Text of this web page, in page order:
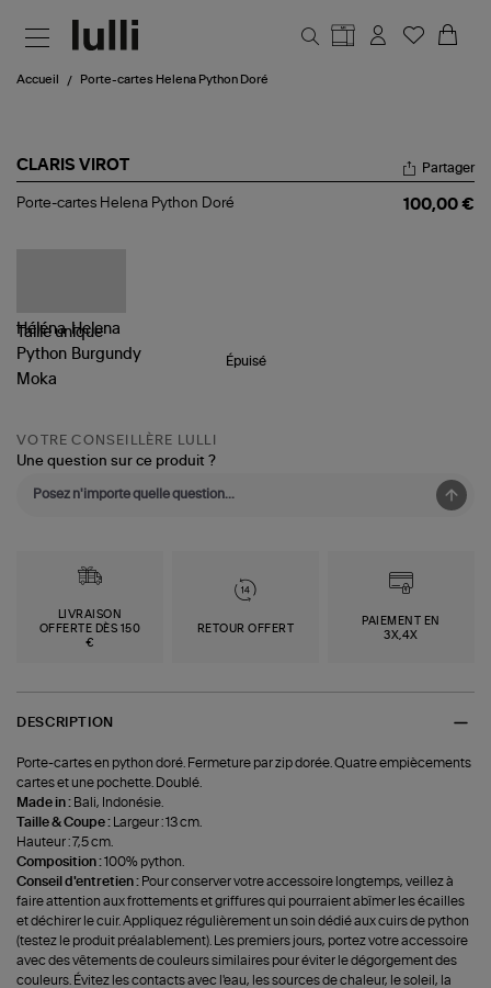
Accueil Porte-cartes Helena Python Doré
CLARIS VIROT
Porte-
Partager
Porte-cartes Helena Python Doré 100,00 €
Tailleunique
Épuisé
VOTRE CONSEILLÈRE LULLI
Une question sur ce produit ?
LIVRAISON
OFFERTE DÈS 150
€
RETOUR OFFERT
PAIEMENT EN
3X,4X
DESCRIPTION
Porte-cartes en python doré. Fermeture par zip dorée. Quatre empiècements
cartes et une pochette. Doublé.
Made in : Bali, Indonésie.
Taille & Coupe :
Largeur : 13 cm.
Hauteur : 7,5 cm.
Composition :100% python.
Conseil d'entretien : Pour conserver votre accessoire longtemps, veillez à
faire attention aux frottements et griffures qui pourraient abîmer les écailles
et déchirer le cuir. Appliquez régulièrement un soin dédié aux cuirs de python
(testez le produit préalablement). Les premiers jours, portez votre accessoire
avec des vêtements de couleurs similaires pour éviter le dégorgement des
couleurs. Évitez les contacts avec l'eau, les sources de chaleur, le soleil, la